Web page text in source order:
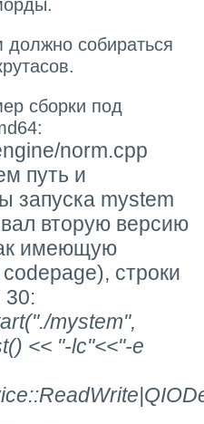
собираться
сборки под
norm.cpp
путь и
запуска mystem
вторую версию
имеющую
строки
30:
mystem",
<< "-lc"<<"-e